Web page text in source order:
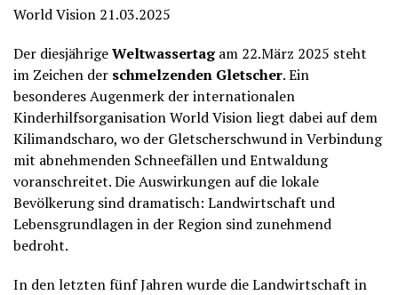
World Vision 21.03.2025
Der diesjährigeWeltwassertagam 22.März 2025 steht
im Zeichen der schmelzenden Gletscher. Ein
besonderes Augenmerk der internationalen
Kinderhilfsorganisation World Vision liegt dabei auf dem
Kilimandscharo, wo der Gletscherschwund in Verbindung
mit abnehmenden Schneefällen und Entwaldung
voranschreitet. Die Auswirkungen auf die lokale
Bevölkerung sind dramatisch: Landwirtschaft und
Lebensgrundlagen in der Region sind zunehmend
bedroht.
In den letzten fünf Jahren wurde die Landwirtschaft in